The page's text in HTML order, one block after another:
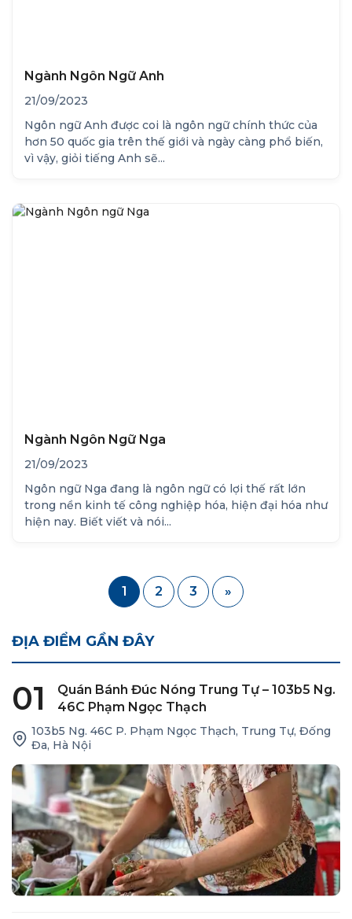
Ngành Ngôn Ngữ Anh
21/09/2023
Ngôn ngữ Anh được coi là ngôn ngữ chính thức của
hơn 50 quốc gia trên thế giới và ngày càng phổ biến,
vì vậy, giỏi tiếng Anh sẽ...
Ngành Ngôn Ngữ Nga
21/09/2023
Ngôn ngữ Nga đang là ngôn ngữ có lợi thế rất lớn
trong nền kinh tế công nghiệp hóa, hiện đại hóa như
hiện nay. Biết viết và nói...
1 2 3 »
ĐỊA ĐIỂM GẦN ĐÂY
01
Quán Bánh Đúc Nóng Trung Tự – 103b5 Ng.
46C Phạm Ngọc Thạch
103b5 Ng. 46C P. Phạm Ngọc Thạch, Trung Tự, Đống
Đa, Hà Nội